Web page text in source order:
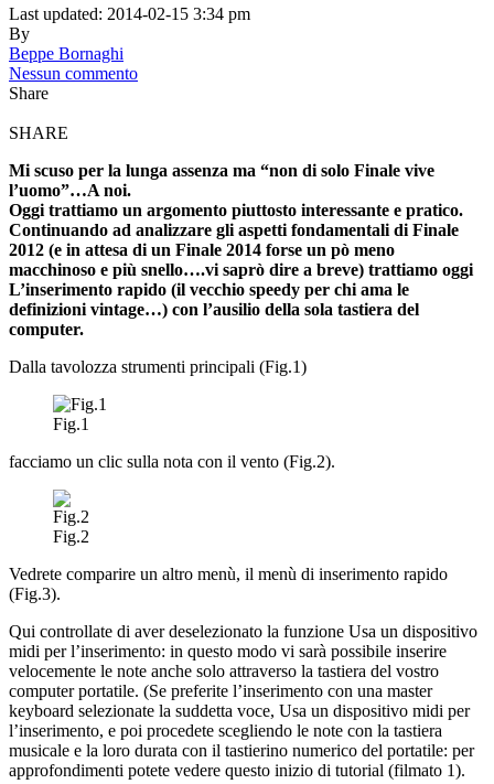
Last updated: 2014-02-15 3:34 pm
By
Beppe Bornaghi
Nessun commento
Share
SHARE
Mi scuso per la lunga assenza ma “non di solo Finale vive
l’uomo”…A noi.
Oggi trattiamo un argomento piuttosto interessante e pratico.
Continuando ad analizzare gli aspetti fondamentali di Finale
2012 (e in attesa di un Finale 2014 forse un pò meno
macchinoso e più snello….vi saprò dire a breve) trattiamo oggi
L’inserimento rapido (il vecchio speedy per chi ama le
definizioni vintage…) con l’ausilio della sola tastiera del
computer.
Dalla tavolozza strumenti principali (Fig.1)
Fig.1
facciamo un clic sulla nota con il vento (Fig.2).
Fig.2
Vedrete comparire un altro menù, il menù di inserimento rapido
(Fig.3).
Qui controllate di aver deselezionato la funzione Usa un dispositivo
midi per l’inserimento: in questo modo vi sarà possibile inserire
velocemente le note anche solo attraverso la tastiera del vostro
computer portatile. (Se preferite l’inserimento con una master
keyboard selezionate la suddetta voce, Usa un dispositivo midi per
l’inserimento, e poi procedete scegliendo le note con la tastiera
musicale e la loro durata con il tastierino numerico del portatile: per
approfondimenti potete vedere questo inizio di tutorial (filmato 1).